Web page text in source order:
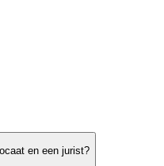
en een jurist?